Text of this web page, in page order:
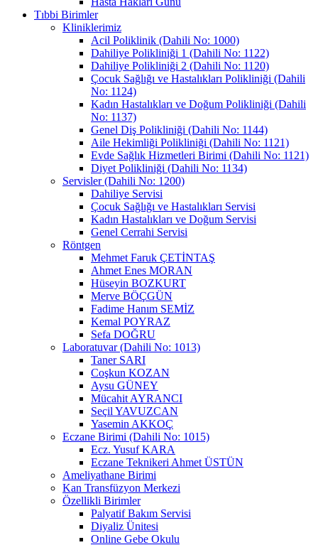
Tıbbi Birimler
Kliniklerimiz
Acil Poliklinik (Dahili No: 1000)
Dahiliye Polikliniği 1 (Dahili No: 1122)
Dahiliye Polikliniği 2 (Dahili No: 1120)
Çocuk Sağlığı ve Hastalıkları Polikliniği (Dahili
No: 1124)
Kadın Hastalıkları ve Doğum Polikliniği (Dahili
No: 1137)
Genel Diş Polikliniği (Dahili No: 1144)
Aile Hekimliği Polikliniği (Dahili No: 1121)
Evde Sağlık Hizmetleri Birimi (Dahili No: 1121)
Diyet Polikliniği (Dahili No: 1134)
Servisler (Dahili No: 1200)
Dahiliye Servisi
Çocuk Sağlığı ve Hastalıkları Servisi
Kadın Hastalıkları ve Doğum Servisi
Genel Cerrahi Servisi
Röntgen
Mehmet Faruk ÇETİNTAŞ
Ahmet Enes MORAN
Hüseyin BOZKURT
Merve BÖÇGÜN
Fadime Hanım SEMİZ
Kemal POYRAZ
Sefa DOĞRU
Laboratuvar (Dahili No: 1013)
Taner SARI
Coşkun KOZAN
Aysu GÜNEY
Mücahit AYRANCI
Seçil YAVUZCAN
Yasemin AKKOÇ
Eczane Birimi (Dahili No: 1015)
Ecz. Yusuf KARA
Eczane Teknikeri Ahmet ÜSTÜN
Ameliyathane Birimi
Kan Transfüzyon Merkezi
Özellikli Birimler
Palyatif Bakım Servisi
Diyaliz Ünitesi
Online Gebe Okulu